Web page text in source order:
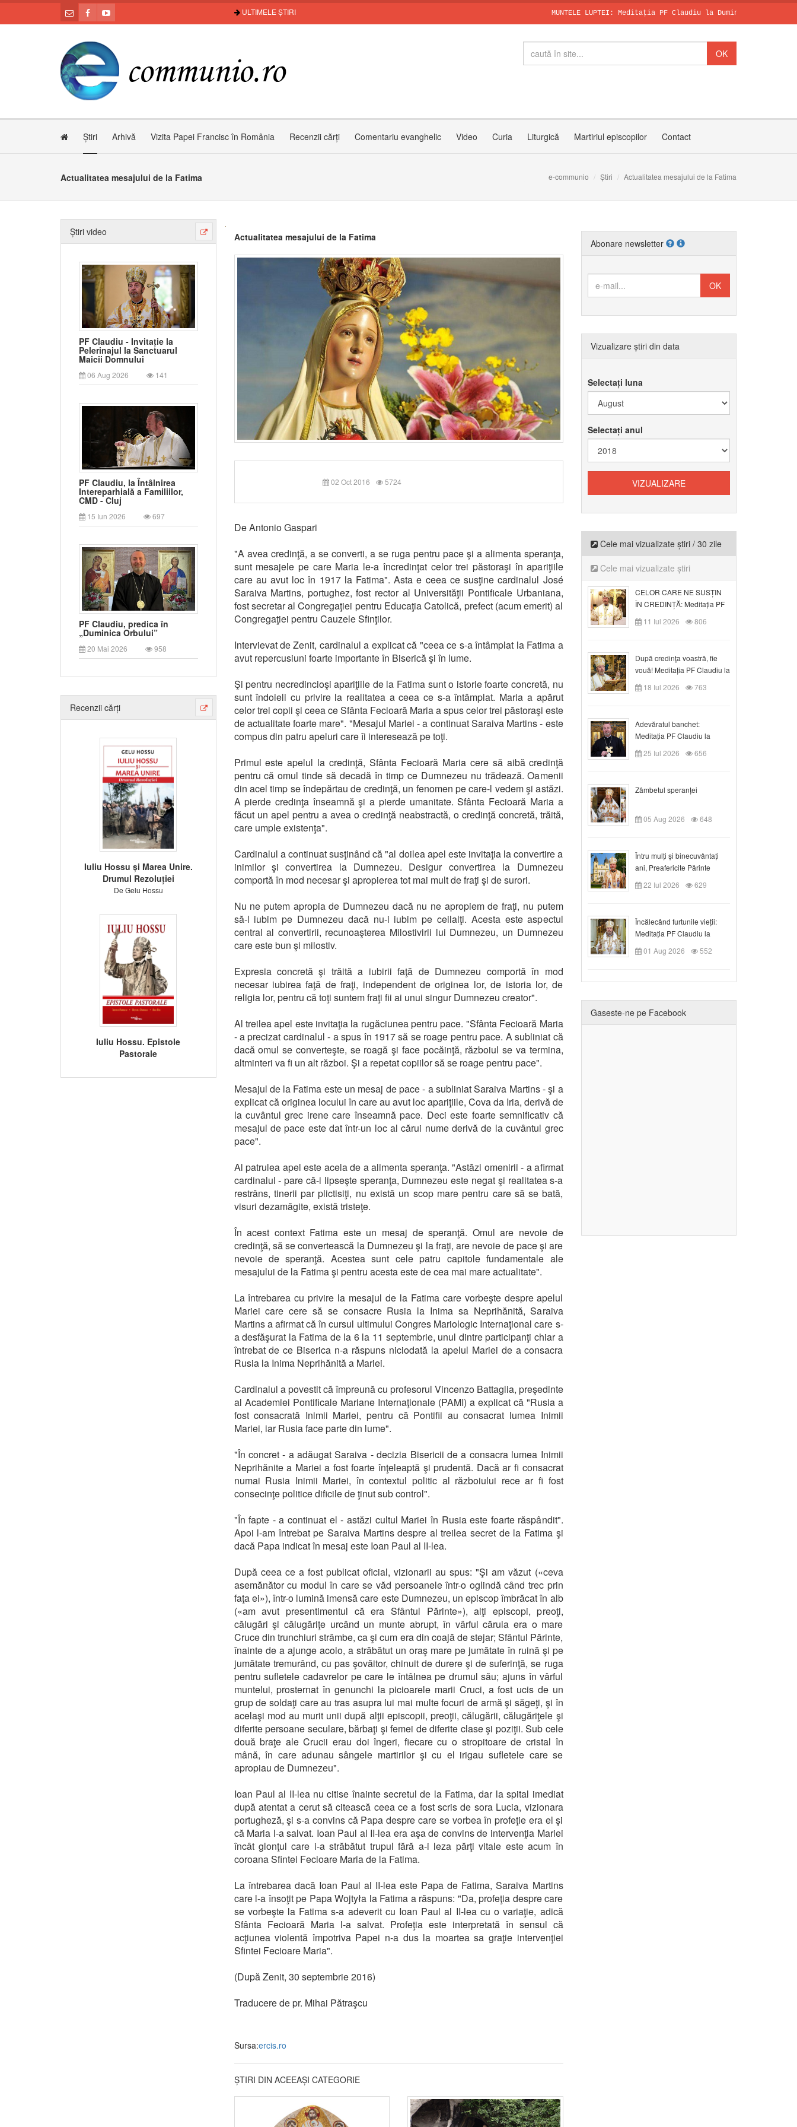
ULTIMELE ȘTIRI MUNTELE LUPTEI: Meditația PF Claudiu la Duminica a X-a după Rusalii
SFÂNTUL
Papa, în
Invitația PF
Știri Arhivă Vizita Papei Francisc în România Recenzii cărți Comentariu evanghelic Video Curia Liturgică Martiriul episcopilor Contact
Actualitatea mesajului de la Fatima e-communio Știri Actualitatea mesajului de la Fatima
Știri video
PF Claudiu - Invitație la
Pelerinajul la Sanctuarul
Maicii Domnului
06 Aug 2026 141
PF Claudiu, la Întâlnirea
Intereparhială a Familiilor,
CMD - Cluj
15 Iun 2026 697
PF Claudiu, predica în
„Duminica Orbului”
20 Mai 2026 958
Recenzii cărți
Iuliu Hossu și Marea Unire.
Drumul Rezoluției
De Gelu Hossu
Iuliu Hossu. Epistole
Pastorale
Actualitatea mesajului de la Fatima
02 Oct 2016 5724
De Antonio Gaspari
"A avea credinţă, a se converti, a se ruga pentru pace şi a alimenta speranţa,
sunt mesajele pe care Maria le-a încredinţat celor trei păstoraşi în apariţiile
care au avut loc în 1917 la Fatima". Asta e ceea ce susţine cardinalul José
Saraiva Martins, portughez, fost rector al Universităţii Pontificale Urbaniana,
fost secretar al Congregaţiei pentru Educaţia Catolică, prefect (acum emerit) al
Congregaţiei pentru Cauzele Sfinţilor.
Intervievat de Zenit, cardinalul a explicat că "ceea ce s-a întâmplat la Fatima a
avut repercusiuni foarte importante în Biserică şi în lume.
Şi pentru necredincioşi apariţiile de la Fatima sunt o istorie foarte concretă, nu
sunt îndoieli cu privire la realitatea a ceea ce s-a întâmplat. Maria a apărut
celor trei copii şi ceea ce Sfânta Fecioară Maria a spus celor trei păstoraşi este
de actualitate foarte mare". "Mesajul Mariei - a continuat Saraiva Martins - este
compus din patru apeluri care îi interesează pe toţi.
Primul este apelul la credinţă, Sfânta Fecioară Maria cere să aibă credinţă
pentru că omul tinde să decadă în timp ce Dumnezeu nu trădează. Oamenii
din acel timp se îndepărtau de credinţă, un fenomen pe care-l vedem şi astăzi.
A pierde credinţa înseamnă şi a pierde umanitate. Sfânta Fecioară Maria a
făcut un apel pentru a avea o credinţă neabstractă, o credinţă concretă, trăită,
care umple existenţa".
Cardinalul a continuat susţinând că "al doilea apel este invitaţia la convertire a
inimilor şi convertirea la Dumnezeu. Desigur convertirea la Dumnezeu
comportă în mod necesar şi apropierea tot mai mult de fraţi şi de surori.
Nu ne putem apropia de Dumnezeu dacă nu ne apropiem de fraţi, nu putem
să-l iubim pe Dumnezeu dacă nu-i iubim pe ceilalţi. Acesta este aspectul
central al convertirii, recunoaşterea Milostivirii lui Dumnezeu, un Dumnezeu
care este bun şi milostiv.
Expresia concretă şi trăită a iubirii faţă de Dumnezeu comportă în mod
necesar iubirea faţă de fraţi, independent de originea lor, de istoria lor, de
religia lor, pentru că toţi suntem fraţi fii ai unui singur Dumnezeu creator".
Al treilea apel este invitaţia la rugăciunea pentru pace. "Sfânta Fecioară Maria
- a precizat cardinalul - a spus în 1917 să se roage pentru pace. A subliniat că
dacă omul se converteşte, se roagă şi face pocăinţă, războiul se va termina,
altminteri va fi un alt război. Şi a repetat copiilor să se roage pentru pace".
Mesajul de la Fatima este un mesaj de pace - a subliniat Saraiva Martins - şi a
explicat că originea locului în care au avut loc apariţiile, Cova da Iria, derivă de
la cuvântul grec irene care înseamnă pace. Deci este foarte semnificativ că
mesajul de pace este dat într-un loc al cărui nume derivă de la cuvântul grec
pace".
Al patrulea apel este acela de a alimenta speranţa. "Astăzi omenirii - a afirmat
cardinalul - pare că-i lipseşte speranţa, Dumnezeu este negat şi realitatea s-a
restrâns, tinerii par plictisiţi, nu există un scop mare pentru care să se bată,
visuri dezamăgite, există tristeţe.
În acest context Fatima este un mesaj de speranţă. Omul are nevoie de
credinţă, să se convertească la Dumnezeu şi la fraţi, are nevoie de pace şi are
nevoie de speranţă. Acestea sunt cele patru capitole fundamentale ale
mesajului de la Fatima şi pentru acesta este de cea mai mare actualitate".
La întrebarea cu privire la mesajul de la Fatima care vorbeşte despre apelul
Mariei care cere să se consacre Rusia la Inima sa Neprihănită, Saraiva
Martins a afirmat că în cursul ultimului Congres Mariologic Internaţional care s-
a desfăşurat la Fatima de la 6 la 11 septembrie, unul dintre participanţi chiar a
întrebat de ce Biserica n-a răspuns niciodată la apelul Mariei de a consacra
Rusia la Inima Neprihănită a Mariei.
Cardinalul a povestit că împreună cu profesorul Vincenzo Battaglia, preşedinte
al Academiei Pontificale Mariane Internaţionale (PAMI) a explicat că "Rusia a
fost consacrată Inimii Mariei, pentru că Pontifii au consacrat lumea Inimii
Mariei, iar Rusia face parte din lume".
"În concret - a adăugat Saraiva - decizia Bisericii de a consacra lumea Inimii
Neprihănite a Mariei a fost foarte înţeleaptă şi prudentă. Dacă ar fi consacrat
numai Rusia Inimii Mariei, în contextul politic al războiului rece ar fi fost
consecinţe politice dificile de ţinut sub control".
"În fapte - a continuat el - astăzi cultul Mariei în Rusia este foarte răspândit".
Apoi l-am întrebat pe Saraiva Martins despre al treilea secret de la Fatima şi
dacă Papa indicat în mesaj este Ioan Paul al II-lea.
După ceea ce a fost publicat oficial, vizionarii au spus: "Şi am văzut («ceva
asemănător cu modul în care se văd persoanele într-o oglindă când trec prin
faţa ei»), într-o lumină imensă care este Dumnezeu, un episcop îmbrăcat în alb
(«am avut presentimentul că era Sfântul Părinte»), alţi episcopi, preoţi,
călugări şi călugăriţe urcând un munte abrupt, în vârful căruia era o mare
Cruce din trunchiuri strâmbe, ca şi cum era din coajă de stejar; Sfântul Părinte,
înainte de a ajunge acolo, a străbătut un oraş mare pe jumătate în ruină şi pe
jumătate tremurând, cu pas şovăitor, chinuit de durere şi de suferinţă, se ruga
pentru sufletele cadavrelor pe care le întâlnea pe drumul său; ajuns în vârful
muntelui, prosternat în genunchi la picioarele marii Cruci, a fost ucis de un
grup de soldaţi care au tras asupra lui mai multe focuri de armă şi săgeţi, şi în
acelaşi mod au murit unii după alţii episcopii, preoţii, călugării, călugăriţele şi
diferite persoane seculare, bărbaţi şi femei de diferite clase şi poziţii. Sub cele
două braţe ale Crucii erau doi îngeri, fiecare cu o stropitoare de cristal în
mână, în care adunau sângele martirilor şi cu el irigau sufletele care se
apropiau de Dumnezeu".
Ioan Paul al II-lea nu citise înainte secretul de la Fatima, dar la spital imediat
după atentat a cerut să citească ceea ce a fost scris de sora Lucia, vizionara
portugheză, şi s-a convins că Papa despre care se vorbea în profeţie era el şi
că Maria l-a salvat. Ioan Paul al II-lea era aşa de convins de intervenţia Mariei
încât glonţul care i-a străbătut trupul fără a-i leza părţi vitale este acum în
coroana Sfintei Fecioare Maria de la Fatima.
La întrebarea dacă Ioan Paul al II-lea este Papa de Fatima, Saraiva Martins
care l-a însoţit pe Papa Wojtyła la Fatima a răspuns: "Da, profeţia despre care
se vorbeşte la Fatima s-a adeverit cu Ioan Paul al II-lea cu o variaţie, adică
Sfânta Fecioară Maria l-a salvat. Profeţia este interpretată în sensul că
acţiunea violentă împotriva Papei n-a dus la moartea sa graţie intervenţiei
Sfintei Fecioare Maria".
(După Zenit, 30 septembrie 2016)
Traducere de pr. Mihai Pătraşcu
Sursa:ercis.ro
ȘTIRI DIN ACEEAȘI CATEGORIE
Abonare newsletter
Vizualizare știri din data
Selectați luna
Selectați anul
Cele mai vizualizate știri / 30 zile
Cele mai vizualizate știri
CELOR CARE NE SUSȚIN
ÎN CREDINȚĂ: Meditația PF
Claudiu la Duminica a VI-a
după Rusalii
11 Iul 2026 806
După credinţa voastră, fie
vouă! Meditația PF Claudiu la
duminica a VII-a după Rusalii
18 Iul 2026 763
Adevăratul banchet:
Meditația PF Claudiu la
Duminica a VIII-a după
Rusalii
25 Iul 2026 656
Zâmbetul speranței
05 Aug 2026 648
Întru mulți și binecuvântați
ani, Preafericite Părinte
Claudiu!
22 Iul 2026 629
Încălecând furtunile vieții:
Meditația PF Claudiu la
Duminica a IX-a după Rusalii
01 Aug 2026 552
Gaseste-ne pe Facebook